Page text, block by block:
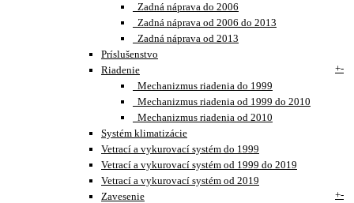
Zadná náprava do 2006
Zadná náprava od 2006 do 2013
Zadná náprava od 2013
Príslušenstvo
Riadenie
+-
Mechanizmus riadenia do 1999
Mechanizmus riadenia od 1999 do 2010
Mechanizmus riadenia od 2010
Systém klimatizácie
Vetrací a vykurovací systém do 1999
Vetrací a vykurovací systém od 1999 do 2019
Vetrací a vykurovací systém od 2019
Zavesenie
+-